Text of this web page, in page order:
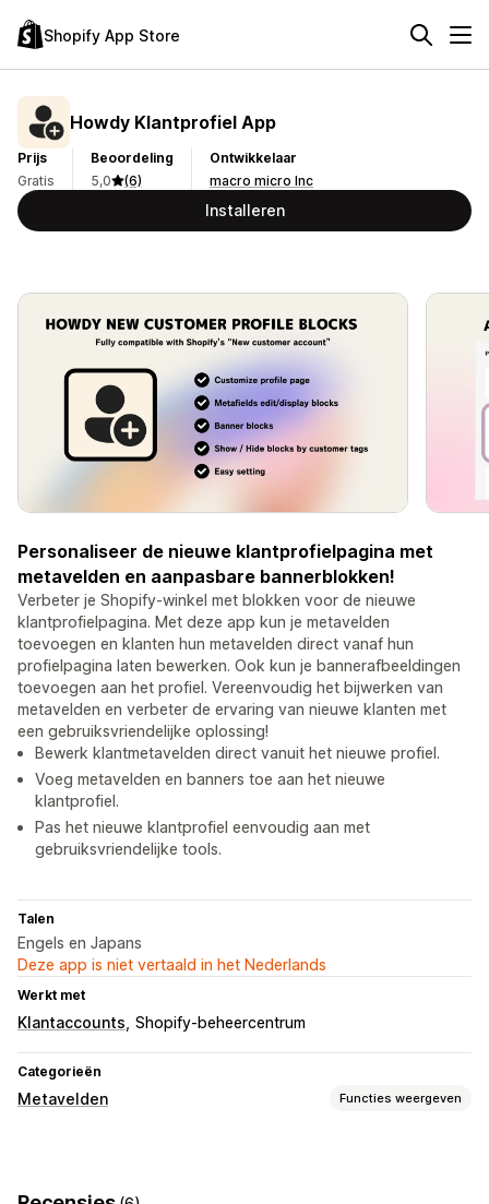
Shopify App Store
Howdy Klantprofiel App
Prijs
Gratis
Beoordeling
5,0
(6)
Ontwikkelaar
macro micro Inc
Installeren
Personaliseer de nieuwe klantprofielpagina met
metavelden en aanpasbare bannerblokken!
Verbeter je Shopify-winkel met blokken voor de nieuwe
klantprofielpagina. Met deze app kun je metavelden
toevoegen en klanten hun metavelden direct vanaf hun
profielpagina laten bewerken. Ook kun je bannerafbeeldingen
toevoegen aan het profiel. Vereenvoudig het bijwerken van
metavelden en verbeter de ervaring van nieuwe klanten met
een gebruiksvriendelijke oplossing!
Bewerk klantmetavelden direct vanuit het nieuwe profiel.
Voeg metavelden en banners toe aan het nieuwe
klantprofiel.
Pas het nieuwe klantprofiel eenvoudig aan met
gebruiksvriendelijke tools.
Talen
Engels en Japans
Deze app is niet vertaald in het Nederlands
Werkt met
Klantaccounts Shopify-beheercentrum
Categorieën
Metavelden Functies weergeven